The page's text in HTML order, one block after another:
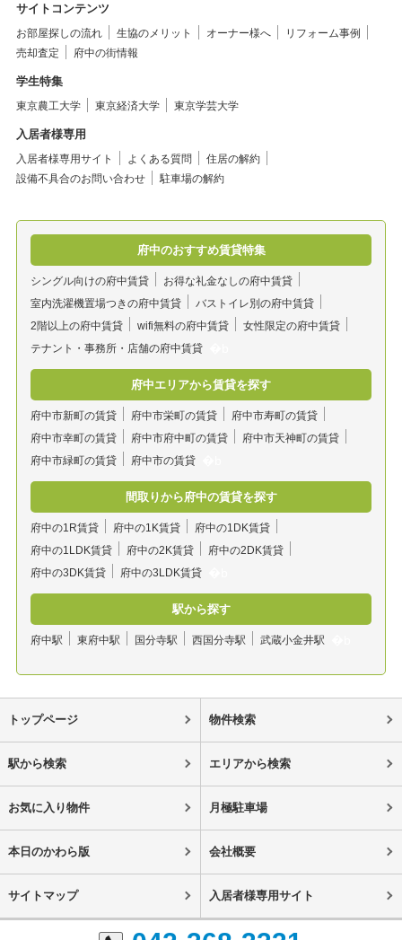
サイトコンテンツ
お部屋探しの流れ 生協のメリット オーナー様へ
リフォーム事例
売却査定
府中の街情報
学生特集
東京農工大学 東京経済大学 東京学芸大学
入居者様専用
入居者様専用サイト よくある質問
住居の解約
設備不具合のお問い合わせ
駐車場の解約
府中のおすすめ賃貸特集
シングル向けの府中賃貸
お得な礼金なしの府中賃貸
室内洗濯機置場つきの府中賃貸
バストイレ別の府中賃貸
2階以上の府中賃貸
wifi無料の府中賃貸
女性限定の府中賃貸
テナント・事務所・店舗の府中賃貸
府中エリアから賃貸を探す
府中市新町の賃貸 府中市栄町の賃貸
府中市寿町の賃貸
府中市幸町の賃貸
府中市府中町の賃貸
府中市天神町の賃貸
府中市緑町の賃貸
府中市の賃貸
間取りから府中の賃貸を探す
府中の1R賃貸 府中の1K賃貸
府中の1DK賃貸
府中の1LDK賃貸
府中の2K賃貸
府中の2DK賃貸
府中の3DK賃貸
府中の3LDK賃貸
駅から探す
府中駅 東府中駅 国分寺駅 西国分寺駅 武蔵小金井駅
トップページ 物件検索
駅から検索 エリアから検索
お気に入り物件 月極駐車場
本日のかわら版 会社概要
サイトマップ 入居者様専用サイト